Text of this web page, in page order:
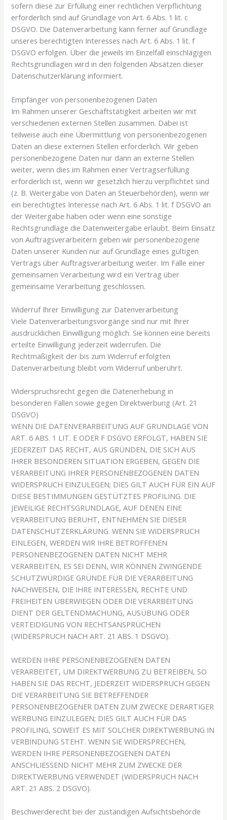
sofern diese zur Erfüllung einer rechtlichen Verpflichtung
erforderlich sind auf Grundlage von Art. 6 Abs. 1 lit. c
DSGVO. Die Datenverarbeitung kann ferner auf Grundlage
unseres berechtigten Interesses nach Art. 6 Abs. 1 lit. f
DSGVO erfolgen. Über die jeweils im Einzelfall einschlägigen
Rechtsgrundlagen wird in den folgenden Absätzen dieser
Datenschutzerklärung informiert.
Empfänger von personenbezogenen Daten
Im Rahmen unserer Geschäftstätigkeit arbeiten wir mit
verschiedenen externen Stellen zusammen. Dabei ist
teilweise auch eine Übermittlung von personenbezogenen
Daten an diese externen Stellen erforderlich. Wir geben
personenbezogene Daten nur dann an externe Stellen
weiter, wenn dies im Rahmen einer Vertragserfüllung
erforderlich ist, wenn wir gesetzlich hierzu verpflichtet sind
(z. B. Weitergabe von Daten an Steuerbehörden), wenn wir
ein berechtigtes Interesse nach Art. 6 Abs. 1 lit. f DSGVO an
der Weitergabe haben oder wenn eine sonstige
Rechtsgrundlage die Datenweitergabe erlaubt. Beim Einsatz
von Auftragsverarbeitern geben wir personenbezogene
Daten unserer Kunden nur auf Grundlage eines gültigen
Vertrags über Auftragsverarbeitung weiter. Im Falle einer
gemeinsamen Verarbeitung wird ein Vertrag über
gemeinsame Verarbeitung geschlossen.
Widerruf Ihrer Einwilligung zur Datenverarbeitung
Viele Datenverarbeitungsvorgänge sind nur mit Ihrer
ausdrücklichen Einwilligung möglich. Sie können eine bereits
erteilte Einwilligung jederzeit widerrufen. Die
Rechtmäßigkeit der bis zum Widerruf erfolgten
Datenverarbeitung bleibt vom Widerruf unberührt.
Widerspruchsrecht gegen die Datenerhebung in
besonderen Fällen sowie gegen Direktwerbung (Art. 21
DSGVO)
WENN DIE DATENVERARBEITUNG AUF GRUNDLAGE VON
ART. 6 ABS. 1 LIT. E ODER F DSGVO ERFOLGT, HABEN SIE
JEDERZEIT DAS RECHT, AUS GRÜNDEN, DIE SICH AUS
IHRER BESONDEREN SITUATION ERGEBEN, GEGEN DIE
VERARBEITUNG IHRER PERSONENBEZOGENEN DATEN
WIDERSPRUCH EINZULEGEN; DIES GILT AUCH FÜR EIN AUF
DIESE BESTIMMUNGEN GESTÜTZTES PROFILING. DIE
JEWEILIGE RECHTSGRUNDLAGE, AUF DENEN EINE
VERARBEITUNG BERUHT, ENTNEHMEN SIE DIESER
DATENSCHUTZERKLÄRUNG. WENN SIE WIDERSPRUCH
EINLEGEN, WERDEN WIR IHRE BETROFFENEN
PERSONENBEZOGENEN DATEN NICHT MEHR
VERARBEITEN, ES SEI DENN, WIR KÖNNEN ZWINGENDE
SCHUTZWÜRDIGE GRÜNDE FÜR DIE VERARBEITUNG
NACHWEISEN, DIE IHRE INTERESSEN, RECHTE UND
FREIHEITEN ÜBERWIEGEN ODER DIE VERARBEITUNG
DIENT DER GELTENDMACHUNG, AUSÜBUNG ODER
VERTEIDIGUNG VON RECHTSANSPRÜCHEN
(WIDERSPRUCH NACH ART. 21 ABS. 1 DSGVO).
WERDEN IHRE PERSONENBEZOGENEN DATEN
VERARBEITET, UM DIREKTWERBUNG ZU BETREIBEN, SO
HABEN SIE DAS RECHT, JEDERZEIT WIDERSPRUCH GEGEN
DIE VERARBEITUNG SIE BETREFFENDER
PERSONENBEZOGENER DATEN ZUM ZWECKE DERARTIGER
WERBUNG EINZULEGEN; DIES GILT AUCH FÜR DAS
PROFILING, SOWEIT ES MIT SOLCHER DIREKTWERBUNG IN
VERBINDUNG STEHT. WENN SIE WIDERSPRECHEN,
WERDEN IHRE PERSONENBEZOGENEN DATEN
ANSCHLIESSEND NICHT MEHR ZUM ZWECKE DER
DIREKTWERBUNG VERWENDET (WIDERSPRUCH NACH
ART. 21 ABS. 2 DSGVO).
Beschwerde­recht bei der zuständigen Aufsichts­behörde